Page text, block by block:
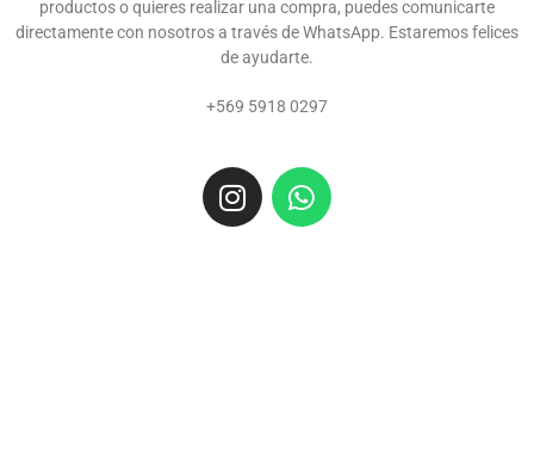
productos o quieres realizar una compra, puedes comunicarte
directamente con nosotros a través de WhatsApp. Estaremos felices
de ayudarte.
+569 5918 0297